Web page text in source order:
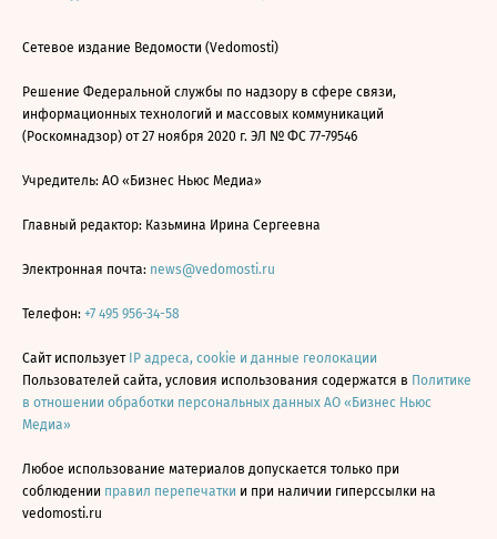
Сетевое издание Ведомости (Vedomosti)
Решение Федеральной службы по надзору в сфере связи,
информационных технологий и массовых коммуникаций
(Роскомнадзор) от 27 ноября 2020 г. ЭЛ № ФС 77-79546
Учредитель: АО «Бизнес Ньюс Медиа»
Главный редактор: Казьмина Ирина Сергеевна
Электронная почта: news@vedomosti.ru
Телефон: +7 495 956-34-58
Сайт использует IP адреса, cookie и данные геолокации
Пользователей сайта, условия использования содержатся в Политике
в отношении обработки персональных данных АО «Бизнес Ньюс
Медиа»
Любое использование материалов допускается только при
соблюдении правил перепечатки и при наличии гиперссылки на
vedomosti.ru